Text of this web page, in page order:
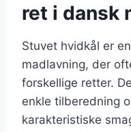
ret i dansk
Stuvet hvidkål er
madlavning, der
forskellige retter.
enkle tilberedning
karakteristiske